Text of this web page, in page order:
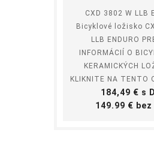
CXD 3802 W LLB
Bicyklové ložisko
LLB ENDURO
INFORMÁCIÍ O
KERAMICKÝCH
KLIKNITE NA TENTO
Cena
184,49 € s
149.99 € bez